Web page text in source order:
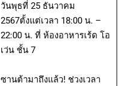
วันพุธที่ 25 ธันวาคม
2567ตั้งแต่เวลา 18:00 น. –
22:00 น. ที่ ห้องอาหารเร้ด โอ
เว่น ชั้น 7
ซานต้ามาถึงแล้ว! ช่วงเวลา